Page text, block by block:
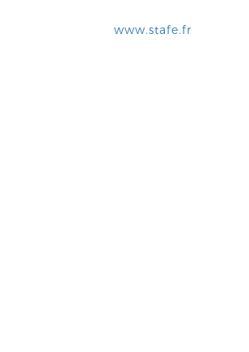
www.stafe.fr